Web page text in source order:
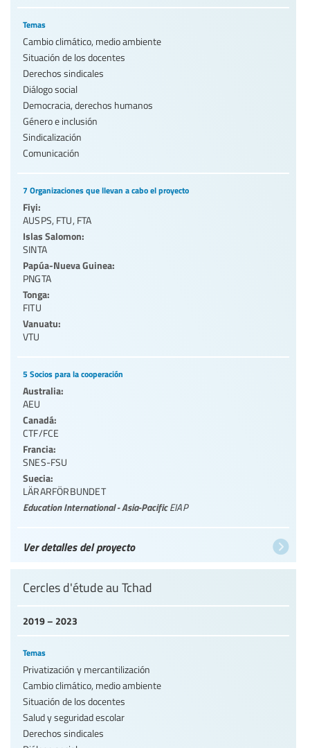
Temas
Cambio climático, medio ambiente
Situación de los docentes
Derechos sindicales
Diálogo social
Democracia, derechos humanos
Género e inclusión
Sindicalización
Comunicación
7 Organizaciones que llevan a cabo el proyecto
Fiyi:
AUSPS, FTU, FTA
Islas Salomon:
SINTA
Papúa-Nueva Guinea:
PNGTA
Tonga:
FITU
Vanuatu:
VTU
5 Socios para la cooperación
Australia:
AEU
Canadá:
CTF/FCE
Francia:
SNES-FSU
Suecia:
LÄRARFÖRBUNDET
Education International - Asia-PacificEIAP
Ver detalles del proyecto
2019 – 2023
Cercles d'étude au Tchad
Temas
Privatización y mercantilización
Cambio climático, medio ambiente
Situación de los docentes
Salud y seguridad escolar
Derechos sindicales